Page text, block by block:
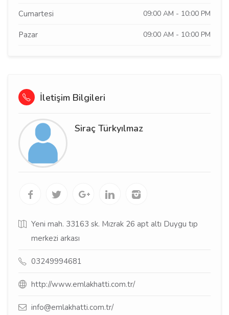
Cumartesi 09:00 AM - 10:00 PM
Pazar 09:00 AM - 10:00 PM
İletişim Bilgileri
Siraç Türkyılmaz
Yeni mah. 33163 sk. Mızrak 26 apt altı Duygu tıp
merkezi arkası
03249994681
http://www.emlakhatti.com.tr/
info@emlakhatti.com.tr/